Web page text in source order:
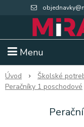
Menu
Úvod Školské
Peračníky 1 poschodové